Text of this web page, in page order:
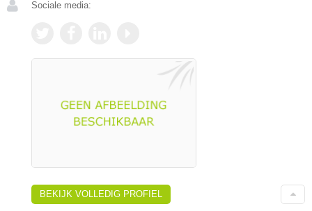
Sociale media:
BEKIJK VOLLEDIG PROFIEL